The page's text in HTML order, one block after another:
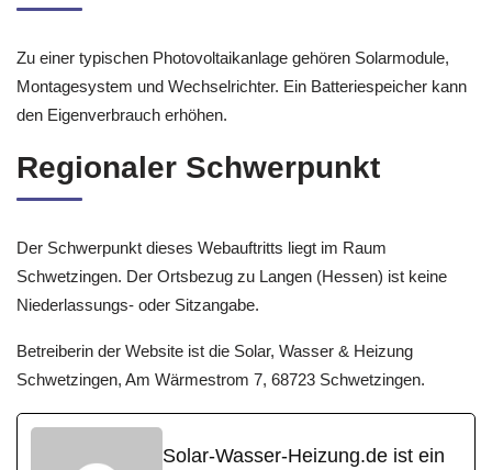
Zu einer typischen Photovoltaikanlage gehören Solarmodule,
Montagesystem und Wechselrichter. Ein Batteriespeicher kann
den Eigenverbrauch erhöhen.
Regionaler Schwerpunkt
Der Schwerpunkt dieses Webauftritts liegt im Raum
Schwetzingen. Der Ortsbezug zu Langen (Hessen) ist keine
Niederlassungs- oder Sitzangabe.
Betreiberin der Website ist die Solar, Wasser & Heizung
Schwetzingen, Am Wärmestrom 7, 68723 Schwetzingen.
Solar-Wasser-Heizung.de ist ein